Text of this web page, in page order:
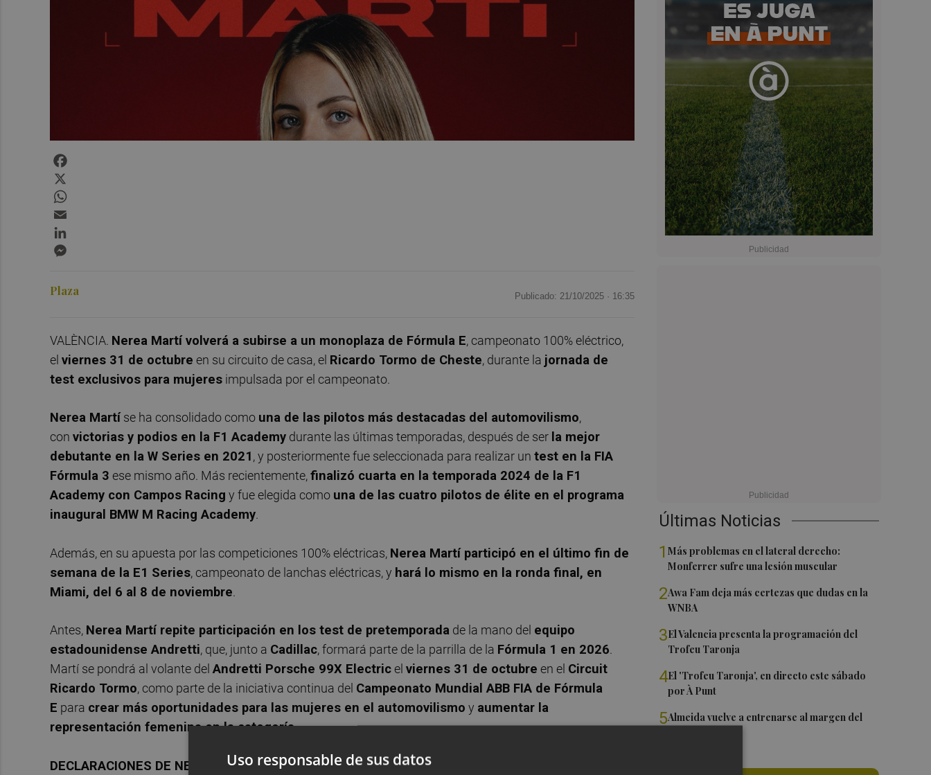
Últimas Noticias
1Más problemas en el lateral derecho:
Monferrer sufre una lesión muscular
2Awa Fam deja más certezas que dudas en la
WNBA
3El Valencia presenta la programación del
Trofeu Taronja
4El 'Trofeu Taronja', en directo este sábado
por À Punt
5Almeida vuelve a entrenarse al margen del
Plaza Publicado: 21/10/2025 · 16:35
VALÈNCIA. Nerea Martí volverá a subirse a un monoplaza de Fórmula E, campeonato 100% eléctrico,
el viernes 31 de octubre en su circuito de casa, el Ricardo Tormo de Cheste, durante la jornada de
test exclusivos para mujeres impulsada por el campeonato.
Nerea Martíse ha consolidado como una de las pilotos más destacadas del automovilismo,
con victorias y podios en la F1 Academy durante las últimas temporadas, después de ser la mejor
debutante en la W Series en 2021, y posteriormente fue seleccionada para realizar un test en la FIA
Fórmula 3 ese mismo año. Más recientemente,finalizó cuarta en la temporada 2024 de la F1
Academy con Campos Racing y fue elegida como una de las cuatro pilotos de élite en el programa
inaugural BMW M Racing Academy.
Además, en su apuesta por las competiciones 100% eléctricas, Nerea Martí participó en el último fin de
semana de la E1 Series, campeonato de lanchas eléctricas, y hará lo mismo en la ronda final, en
Miami, del 6 al 8 de noviembre.
Antes, Nerea Martí repite participación en los test de pretemporada de la mano del equipo
estadounidense Andretti, que, junto a Cadillac, formará parte de la parrilla de la Fórmula 1 en 2026.
Martí se pondrá al volante del Andretti Porsche 99X Electric el viernes 31 de octubre en el Circuit
Ricardo Tormo, como parte de la iniciativa continua del Campeonato Mundial ABB FIA de Fórmula
E para crear más oportunidades para las mujeres en el automovilismo y aumentar la
representación femenina en la categoría.
DECLARACIONES DE NEREA MARTÍUso responsable de sus datos